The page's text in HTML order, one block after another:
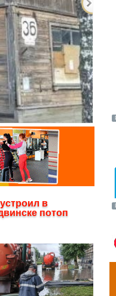
в
потоп